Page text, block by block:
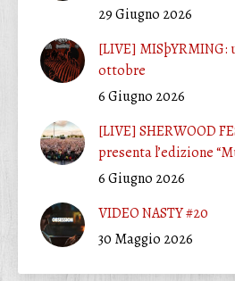
29 Giugno 2026
[LIVE] MISþYRMING:
ottobre
6 Giugno 2026
[LIVE] SHERWOOD
presenta l’edizione
6 Giugno 2026
VIDEO NASTY #20
30 Maggio 2026